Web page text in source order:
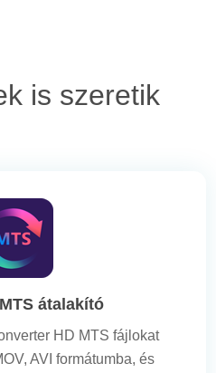
is szeretik
átalakító
HD MTS fájlokat
AVI formátumba, és